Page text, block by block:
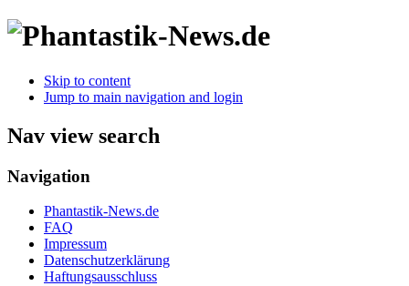
Skip to content
Jump to main navigation and login
Nav view search
Navigation
Phantastik-News.de
FAQ
Impressum
Datenschutzerklärung
Haftungsausschluss